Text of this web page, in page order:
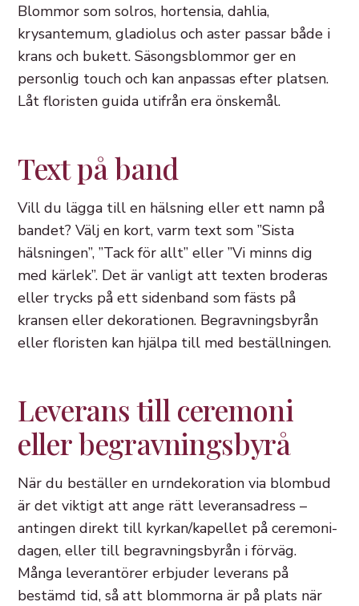
Blommor som solros, hortensia, dahlia,
krysantemum, gladiolus och aster passar både i
krans och bukett. Säsongsblommor ger en
personlig touch och kan anpassas efter platsen.
Låt floristen guida utifrån era önskemål.
Text på band
Vill du lägga till en hälsning eller ett namn på
bandet? Välj en kort, varm text som ”Sista
hälsningen”, ”Tack för allt” eller ”Vi minns dig
med kärlek”. Det är vanligt att texten broderas
eller trycks på ett sidenband som fästs på
kransen eller dekorationen. Begravningsbyrån
eller floristen kan hjälpa till med beställningen.
Leverans till ceremoni
eller begravningsbyrå
När du beställer en urndekoration via blombud
är det viktigt att ange rätt leveransadress –
antingen direkt till kyrkan/kapellet på ceremoni-
dagen, eller till begravningsbyrån i förväg.
Många leverantörer erbjuder leverans på
bestämd tid, så att blommorna är på plats när